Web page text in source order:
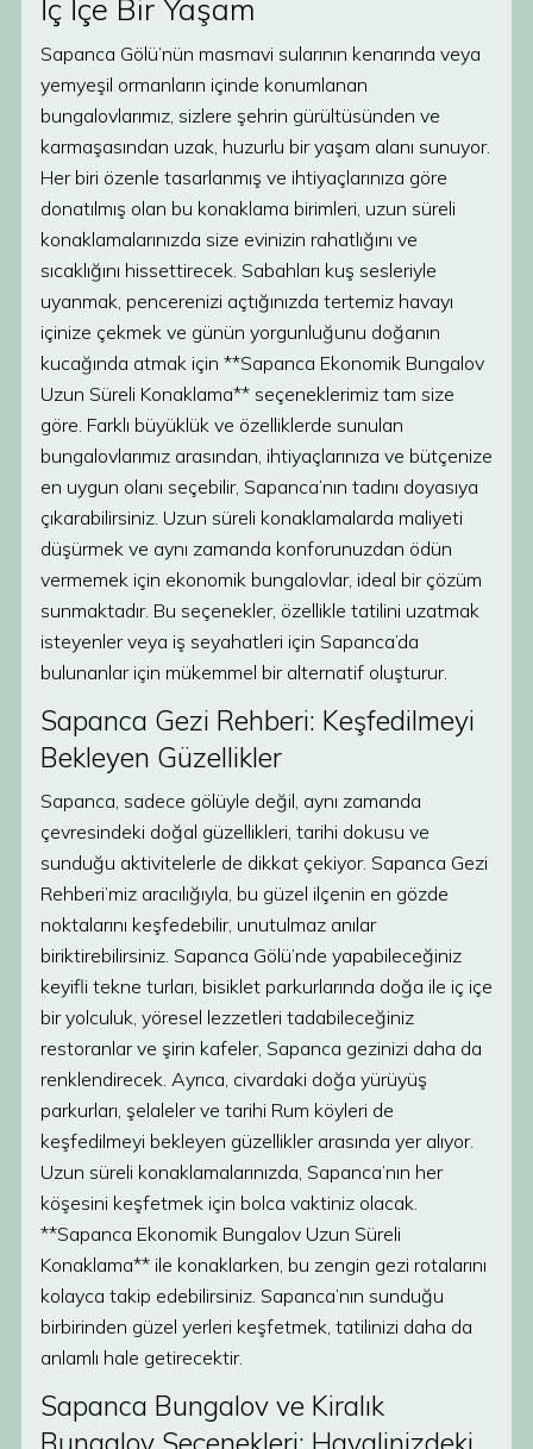
İç İçe Bir Yaşam
Sapanca Gölü’nün masmavi sularının kenarında veya
yemyeşil ormanların içinde konumlanan
bungalovlarımız, sizlere şehrin gürültüsünden ve
karmaşasından uzak, huzurlu bir yaşam alanı sunuyor.
Her biri özenle tasarlanmış ve ihtiyaçlarınıza göre
donatılmış olan bu konaklama birimleri, uzun süreli
konaklamalarınızda size evinizin rahatlığını ve
sıcaklığını hissettirecek. Sabahları kuş sesleriyle
uyanmak, pencerenizi açtığınızda tertemiz havayı
içinize çekmek ve günün yorgunluğunu doğanın
kucağında atmak için **Sapanca Ekonomik Bungalov
Uzun Süreli Konaklama** seçeneklerimiz tam size
göre. Farklı büyüklük ve özelliklerde sunulan
bungalovlarımız arasından, ihtiyaçlarınıza ve bütçenize
en uygun olanı seçebilir, Sapanca’nın tadını doyasıya
çıkarabilirsiniz. Uzun süreli konaklamalarda maliyeti
düşürmek ve aynı zamanda konforunuzdan ödün
vermemek için ekonomik bungalovlar, ideal bir çözüm
sunmaktadır. Bu seçenekler, özellikle tatilini uzatmak
isteyenler veya iş seyahatleri için Sapanca’da
bulunanlar için mükemmel bir alternatif oluşturur.
Sapanca Gezi Rehberi: Keşfedilmeyi
Bekleyen Güzellikler
Sapanca, sadece gölüyle değil, aynı zamanda
çevresindeki doğal güzellikleri, tarihi dokusu ve
sunduğu aktivitelerle de dikkat çekiyor. Sapanca Gezi
Rehberi’miz aracılığıyla, bu güzel ilçenin en gözde
noktalarını keşfedebilir, unutulmaz anılar
biriktirebilirsiniz. Sapanca Gölü’nde yapabileceğiniz
keyifli tekne turları, bisiklet parkurlarında doğa ile iç içe
bir yolculuk, yöresel lezzetleri tadabileceğiniz
restoranlar ve şirin kafeler, Sapanca gezinizi daha da
renklendirecek. Ayrıca, civardaki doğa yürüyüş
parkurları, şelaleler ve tarihi Rum köyleri de
keşfedilmeyi bekleyen güzellikler arasında yer alıyor.
Uzun süreli konaklamalarınızda, Sapanca’nın her
köşesini keşfetmek için bolca vaktiniz olacak.
**Sapanca Ekonomik Bungalov Uzun Süreli
Konaklama** ile konaklarken, bu zengin gezi rotalarını
kolayca takip edebilirsiniz. Sapanca’nın sunduğu
birbirinden güzel yerleri keşfetmek, tatilinizi daha da
anlamlı hale getirecektir.
Sapanca Bungalov ve Kiralık